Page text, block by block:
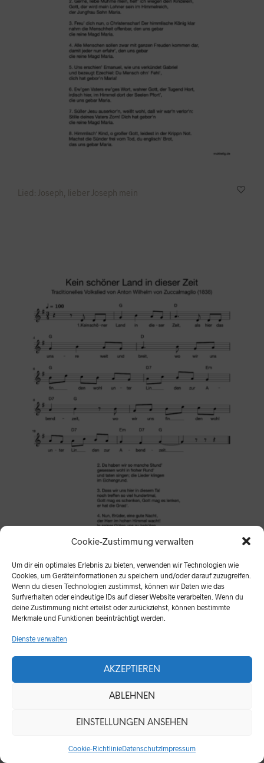
Cookie-Zustimmung verwalten
Um dir ein optimales Erlebnis zu bieten, verwenden wir Technologien wie
Cookies, um Geräteinformationen zu speichern und/oder darauf zuzugreifen.
Wenn du diesen Technologien zustimmst, können wir Daten wie das
Surfverhalten oder eindeutige IDs auf dieser Website verarbeiten. Wenn du
deine Zustimmung nicht erteilst oder zurückziehst, können bestimmte
Merkmale und Funktionen beeinträchtigt werden.
Dienste verwalten
AKZEPTIEREN
ABLEHNEN
EINSTELLUNGEN ANSEHEN
Cookie-RichtlinieDatenschutzImpressum
Lied: Joseph, lieber Joseph mein
Lied: Kein schöner Land in dieser Zeit